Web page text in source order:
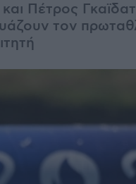
Πέτρος
τον